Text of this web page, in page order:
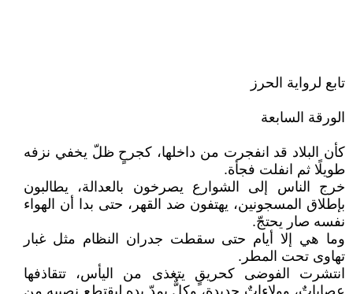
تابع لرواية الحرز
الورقة السابعة
كأن البلاد قد انفجرت من داخلها، كجرحٍ ظلّ يخفي نزفه
طويلًا ثم انفلت فجأة.
خرج الناس إلى الشوارع يصرخون بالعدالة، يطالبون
بإطلاق المسجونين، يهتفون ضد القهر، حتى بدا أن الهواء
نفسه صار يحتجّ.
وما هي إلا أيام حتى سقطت جدران النظام مثل غبار
تهاوى تحت المطر.
انتشرت الفوضى كحريقٍ يتغذى من اليأس، تتقاذفها